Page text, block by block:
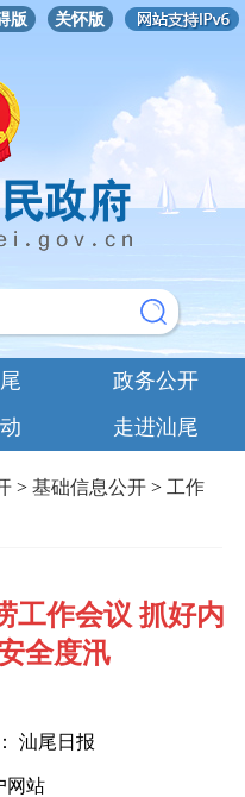
版 关怀版
政务公开
走进汕尾
>基础信息公开 > 工作
工作会议 抓好内
全度汛
汕尾日报
网站